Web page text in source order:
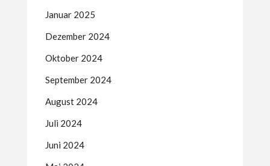
Januar 2025
Dezember 2024
Oktober 2024
September 2024
August 2024
Juli 2024
Juni 2024